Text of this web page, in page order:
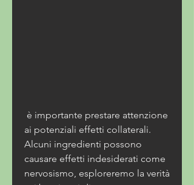
ai potenziali effetti collaterali.
Alcuni ingredienti possono
causare effetti indesiderati come
nervosismo, esploreremo la verità